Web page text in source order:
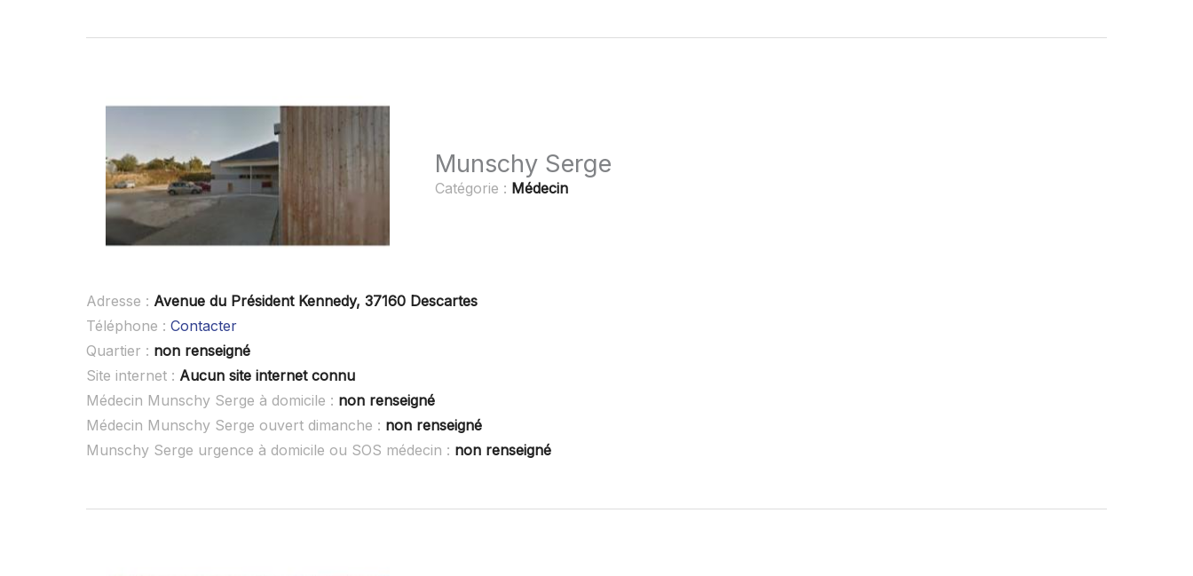
Munschy Serge
Catégorie : Médecin
Adresse : Avenue du Président Kennedy, 37160 Descartes
Téléphone : Contacter
Quartier : non renseigné
Site internet : Aucun site internet connu
Médecin Munschy Serge à domicile : non renseigné
Médecin Munschy Serge ouvert dimanche : non renseigné
Munschy Serge urgence à domicile ou SOS médecin : non renseigné